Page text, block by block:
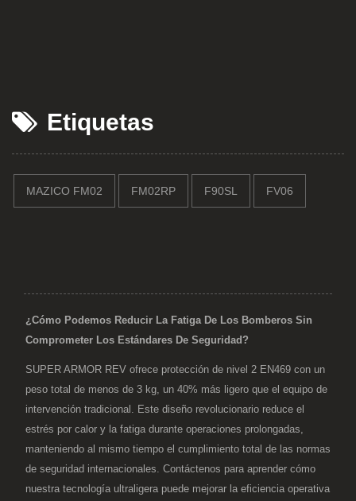
Etiquetas
MAZICO FM02 FM02RP F90SL FV06
¿Cómo Podemos Reducir La Fatiga De Los Bomberos Sin
Comprometer Los Estándares De Seguridad?
SUPER ARMOR REV ofrece protección de nivel 2 EN469 con un
peso total de menos de 3 kg, un 40% más ligero que el equipo de
intervención tradicional. Este diseño revolucionario reduce el
estrés por calor y la fatiga durante operaciones prolongadas,
manteniendo al mismo tiempo el cumplimiento total de las normas
de seguridad internacionales. Contáctenos para aprender cómo
nuestra tecnología ultraligera puede mejorar la eficiencia operativa